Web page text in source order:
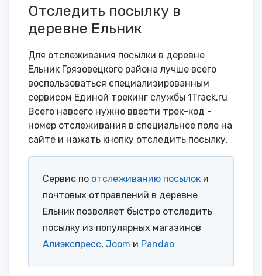
Отследить посылку в
деревне Ельник
Для отслеживания посылки в деревне
Ельник Грязовецкого района лучше всего
воспользоваться специализированным
сервисом Единой трекинг службы 1Track.ru
Всего навсего нужно ввести трек-код -
номер отслеживания в специальное поле на
сайте и нажать кнопку отследить посылку.
Сервис по отслеживанию посылок и
почтовых отправлений в деревне
Ельник позволяет быстро отследить
посылку из популярных магазинов
Алиэкспресс, Joom и Pandao